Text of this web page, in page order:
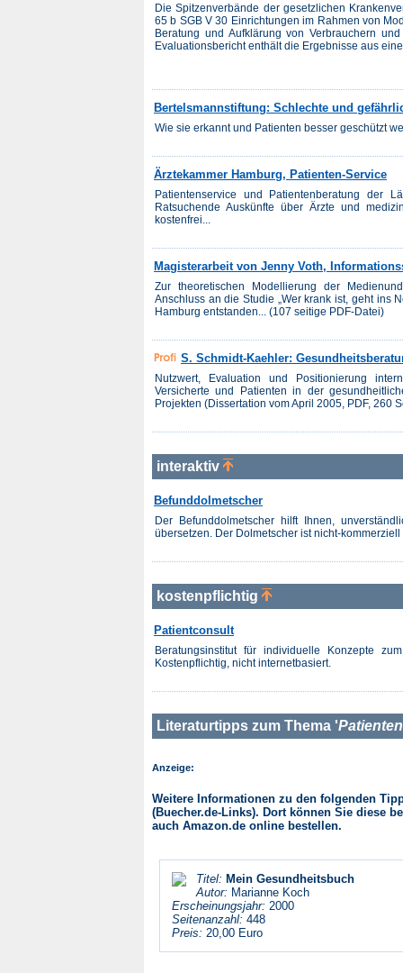
Die Spitzenverbände der gesetzlichen
65 b SGB V 30 Einrichtungen im Rahmen von
Beratung und Aufklärung von Verbrauchern
Evaluationsbericht enthält die Ergebnisse aus
Bertelsmannstiftung: Schlechte und
Wie sie erkannt und Patienten besser geschützt
Ärztekammer Hamburg, Patienten-Service
Patientenservice und Patientenberatung der
Ratsuchende Auskünfte über Ärzte und
kostenfrei...
Magisterarbeit von Jenny Voth,
Zur theoretischen Modellierung der
Anschluss an die Studie „Wer krank ist, geht ins
Hamburg entstanden... (107 seitige PDF-Datei)
S. Schmidt-Kaehler:
Nutzwert, Evaluation und Positionierung
Versicherte und Patienten in der
Projekten (Dissertation vom April 2005, PDF, 260
interaktiv
Befunddolmetscher
Der Befunddolmetscher hilft Ihnen,
übersetzen. Der Dolmetscher ist nicht-
kostenpflichtig
Patientconsult
Beratungsinstitut für individuelle Konzepte
Kostenpflichtig, nicht internetbasiert.
Literaturtipps zum Thema '
Anzeige:
Weitere Informationen zu den folgenden
(Buecher.de-Links). Dort können Sie diese
auch Amazon.de online bestellen.
Titel: Mein Gesundheitsbuch
Autor: Marianne Koch
Erscheinungsjahr: 2000
Seitenanzahl: 448
Preis: 20,00 Euro